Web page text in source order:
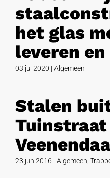
het glas
leveren
03 jul 2020 | Algemeen
Stalen
Tuinstraat
23 jun 2016 | Algemeen